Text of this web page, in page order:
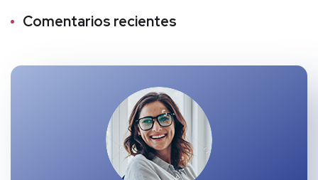
Comentarios recientes